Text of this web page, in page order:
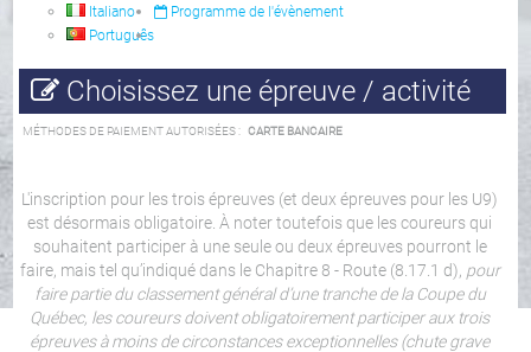
Italiano
Português
Programme de l'évènement
Choisissez une épreuve / activité
MÉTHODES DE PAIEMENT AUTORISÉES : CARTE BANCAIRE
L'inscription pour les trois épreuves (et deux épreuves pour les U9)
est désormais obligatoire. À noter toutefois que les coureurs qui
souhaitent participer à une seule ou deux épreuves pourront le
faire, mais tel qu’indiqué dans le Chapitre 8 - Route (8.17.1 d), pour
faire partie du classement général d’une tranche de la Coupe du
Québec, les coureurs doivent obligatoirement participer aux trois
épreuves à moins de circonstances exceptionnelles (chute grave